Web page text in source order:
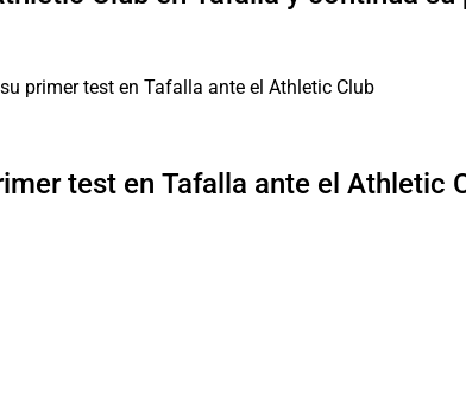
test en Tafalla ante el Athletic